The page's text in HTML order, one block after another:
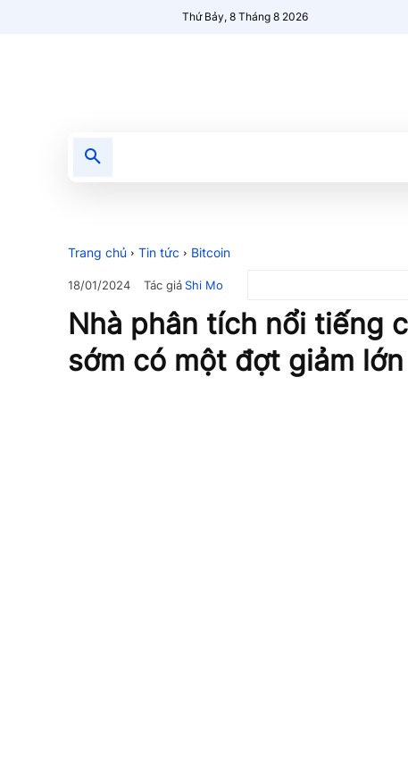
Thứ Bảy, 8 Tháng 8 2026
Trang chủ Tin tức Bitcoin
18/01/2024 Tác giảShi Mo
Nhà phân tích nổi tiếng
sớm có một đợt giảm lớn